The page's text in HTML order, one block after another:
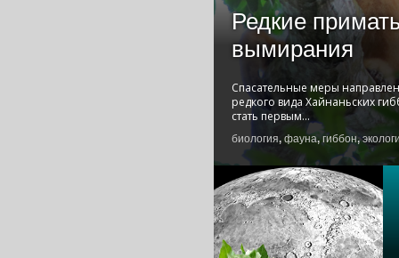
Редкие
вымирания
Спасательные меры
редкого вида Хайнаньских
стать первым...
биология, фауна,гиббон,